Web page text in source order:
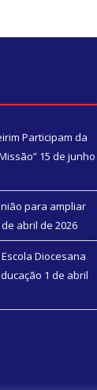
Participam da
15 de junho
para ampliar
de abril de 2026
Diocesana
1 de abril